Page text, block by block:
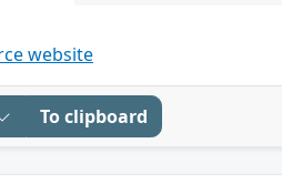
website
To clipboard